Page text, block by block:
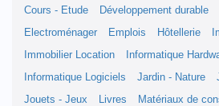
Cours - Etude
Développement durable
Electroménager
Emplois Hôtellerie
Immobilier Location
Informatique
Informatique Logiciels
Jardin - Nature
Jouets - Jeux
Livres
Matériaux de